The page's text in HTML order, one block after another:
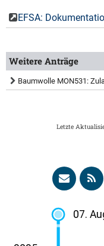
EFSA:
Weitere Anträge
Baumwolle MON531:
Letzte